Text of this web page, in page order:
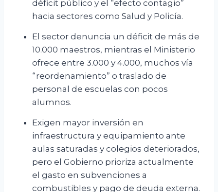
déficit público y el “efecto contagio”
hacia sectores como Salud y Policía.
El sector denuncia un déficit de más de
10.000 maestros, mientras el Ministerio
ofrece entre 3.000 y 4.000, muchos vía
“reordenamiento” o traslado de
personal de escuelas con pocos
alumnos.
Exigen mayor inversión en
infraestructura y equipamiento ante
aulas saturadas y colegios deteriorados,
pero el Gobierno prioriza actualmente
el gasto en subvenciones a
combustibles y pago de deuda externa.